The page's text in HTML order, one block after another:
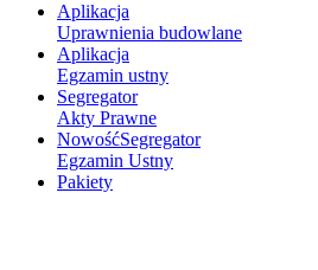
Aplikacja
Uprawnienia budowlane
Aplikacja
Egzamin ustny
Segregator
Akty Prawne
NowośćSegregator
Egzamin Ustny
Pakiety